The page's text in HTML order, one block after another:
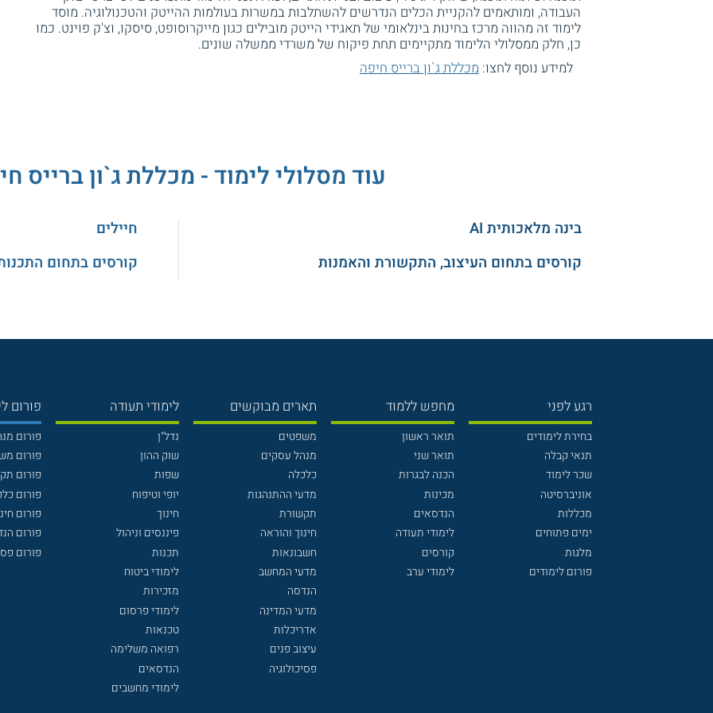
העבודה, ומותאמים להקניית הכלים הנדרשים להשתלבות במשרות בעולמות ההייטק והטכנולוגיה. מוסד
לימוד זה מהווה מרכז בחינות בינלאומי של תאגידי הייטק מובילים כגון מייקרוסופט, סיסקו, וצ'ק פוינט. כמו
כן, חלק ממסלולי הלימוד מתקיימים תחת פיקוח של משרדי ממשלה שונים.
למידע נוסף לחצו: מכללת ג`ון ברייס חיפה
עוד מסלולי לימוד - מכללת ג`ון ברייס
בינה מלאכותית AI
קורסים בתחום העיצוב, התקשורת והאמנות
חיילים
קורסים בתחום
רגע לפני
בחירת לימודים
תנאי קבלה
שכר לימוד
אוניברסיטה
מכללות
ימים פתוחים
מלגות
פורום לימודים
מחפש ללמוד
תואר ראשון
תואר שני
הכנה לבגרות
מכינות
הנדסאים
לימודי תעודה
קורסים
לימודי ערב
תארים מבוקשים
משפטים
מנהל עסקים
כלכלה
מדעי ההתנהגות
תקשורת
חינוך והוראה
חשבונאות
מדעי המחשב
הנדסה
מדעי המדינה
אדריכלות
עיצוב פנים
פסיכולוגיה
לימודי תעודה
נדל"ן
שוק ההון
שפות
יופי וטיפוח
חינוך
פיננסים וניהול
תכנות
לימודי ביטוח
מזכירות
לימודי פרסום
טכנאות
רפואה משלימה
הנדסאים
לימודי מחשבים
פורום
פורום
פורום
פורום
פורום
פורום
פורום
פורום